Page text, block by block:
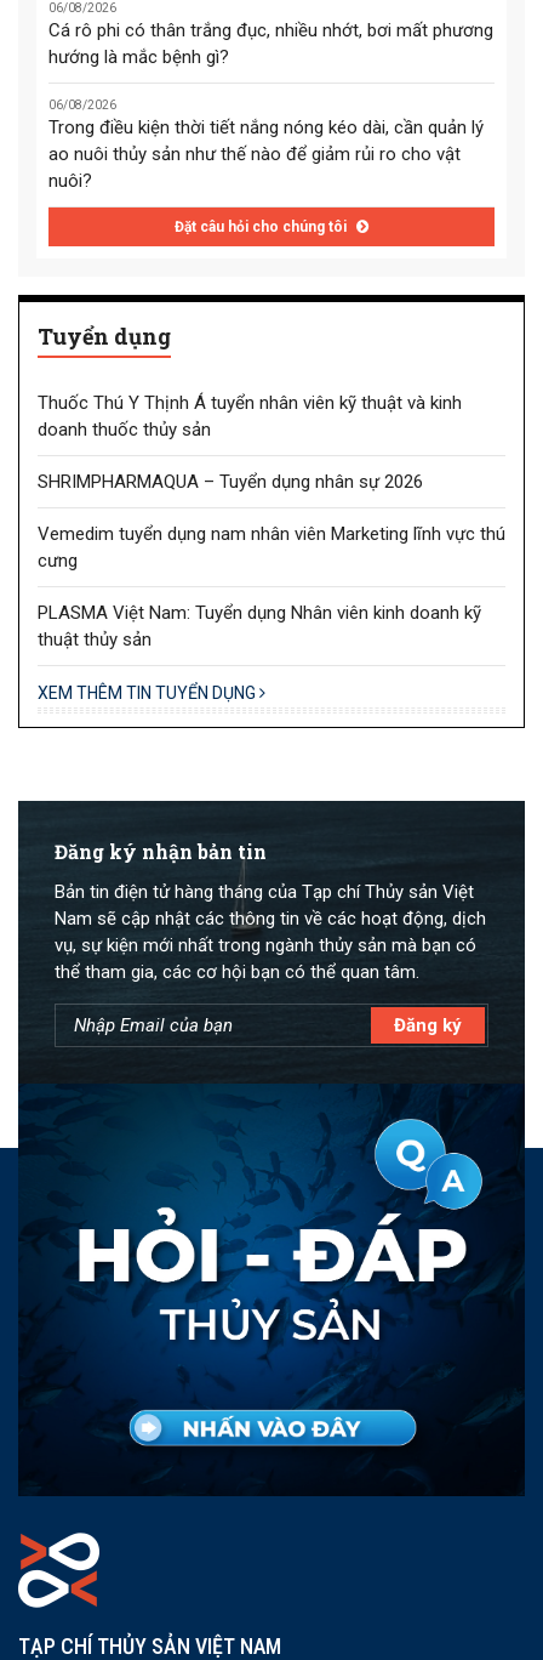
06/08/2026
Cá rô phi có thân trắng đục, nhiều nhớt, bơi mất phương
hướng là mắc bệnh gì?
06/08/2026
Trong điều kiện thời tiết nắng nóng kéo dài, cần quản lý
ao nuôi thủy sản như thế nào để giảm rủi ro cho vật
nuôi?
Đặt câu hỏi cho chúng tôi
Tuyển dụng
Thuốc Thú Y Thịnh Á tuyển nhân viên kỹ thuật và kinh
doanh thuốc thủy sản
SHRIMPHARMAQUA – Tuyển dụng nhân sự 2026
Vemedim tuyển dụng nam nhân viên Marketing lĩnh vực thú
cưng
PLASMA Việt Nam: Tuyển dụng Nhân viên kinh doanh kỹ
thuật thủy sản
XEM THÊM TIN TUYỂN DỤNG
Đăng ký nhận bản tin
Bản tin điện tử hàng tháng của Tạp chí Thủy sản Việt
Nam sẽ cập nhật các thông tin về các hoạt động, dịch
vụ, sự kiện mới nhất trong ngành thủy sản mà bạn có
thể tham gia, các cơ hội bạn có thể quan tâm.
TẠP CHÍ THỦY SẢN VIỆT NAM